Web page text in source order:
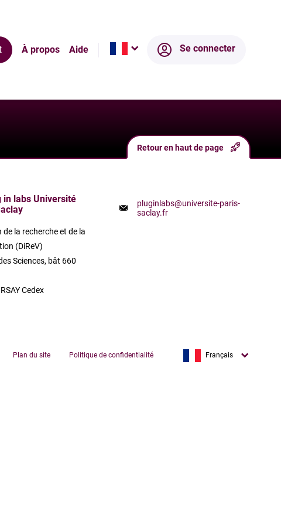
À propos Aide Se connecter
pour trouver la bonne structure
lignes de votre problématique et l’équipe
in labs Université
de la recherche et de la
(DiReV)
Sciences, bât 660
Cedex
pluginlabs@universite-paris-
saclay.fr
Plan du site Politique de confidentialité Français
Retour en haut de page